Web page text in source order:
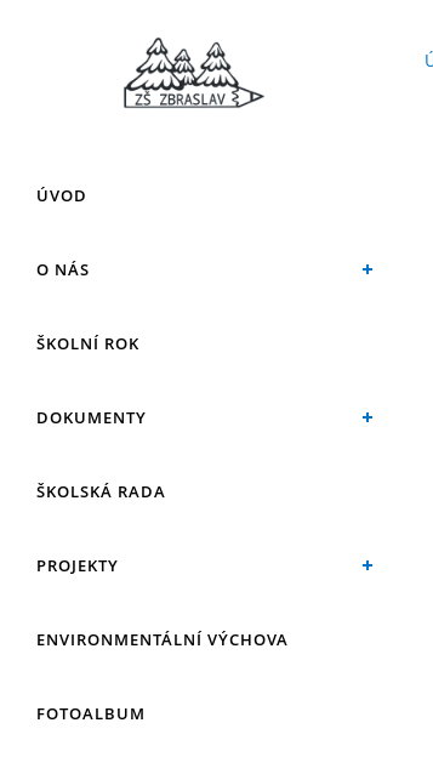
ÚVOD
O NÁS
ŠKOLNÍ ROK
DOKUMENTY
ŠKOLSKÁ RADA
PROJEKTY
ENVIRONMENTÁLNÍ VÝCHOVA
FOTOALBUM